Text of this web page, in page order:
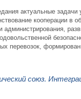
актуальные задачи
кооперации в
администрирования,
перевозок,
союз.